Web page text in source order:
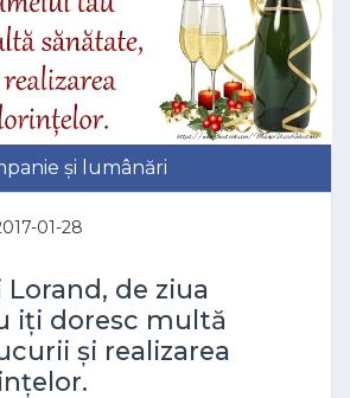
și lumânări
01-28
de ziua
iți doresc multă
și realizarea